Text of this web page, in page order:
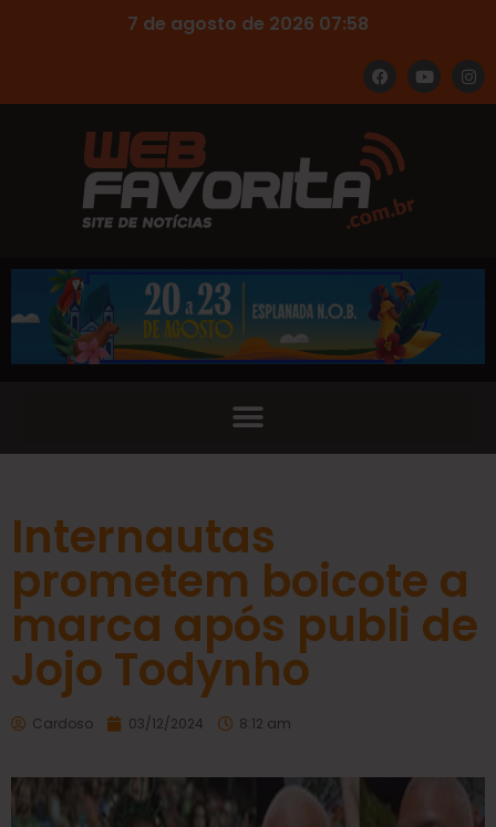
7 de agosto de 2026 07:58
Internautas
prometem boicote a
marca após publi de
Jojo Todynho
Cardoso 03/12/2024 8:12 am